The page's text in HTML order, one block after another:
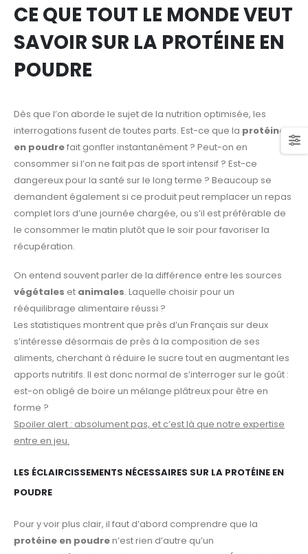
CE QUE TOUT LE MONDE VEUT
SAVOIR SUR LA PROTÉINE EN
POUDRE
Dès que l’on aborde le sujet de la nutrition optimisée, les
interrogations fusent de toutes parts. Est-ce que la protéine
en poudrefait gonfler instantanément ? Peut-on en
consommer si l’on ne fait pas de sport intensif ? Est-ce
dangereux pour la santé sur le long terme ? Beaucoup se
demandent également si ce produit peut remplacer un repas
complet lors d’une journée chargée, ou s’il est préférable de
le consommer le matin plutôt que le soir pour favoriser la
récupération.
On entend souvent parler de la différence entre les sources
végétales et animales. Laquelle choisir pour un
rééquilibrage alimentaire réussi ?
Les statistiques montrent que près d’un Français sur deux
s’intéresse désormais de près à la composition de ses
aliments, cherchant à réduire le sucre tout en augmentant les
apports nutritifs. Il est donc normal de s’interroger sur le goût :
est-on obligé de boire un mélange plâtreux pour être en
forme ?
Spoiler alert : absolument pas, et c’est là que notre expertise
entre en jeu.
LES ÉCLAIRCISSEMENTS NÉCESSAIRES SUR LA PROTÉINE EN
POUDRE
Pour y voir plus clair, il faut d’abord comprendre que la
protéine en poudren’est rien d’autre qu’un